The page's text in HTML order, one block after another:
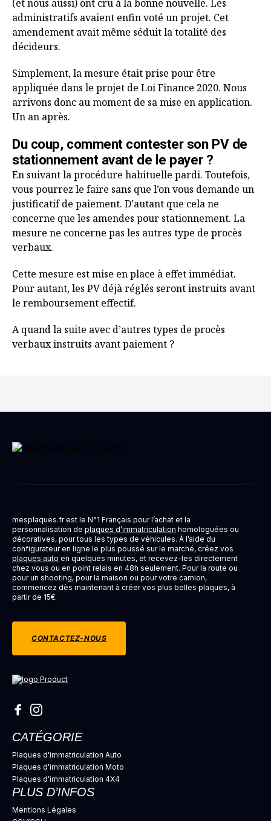
(et nous aussi) ont cru à la bonne nouvelle. Les
administratifs avaient enfin voté un projet. Cet
amendement avait même séduit la totalité des
décideurs.
Simplement, la mesure était prise pour être
appliquée dans le projet de Loi Finance 2020. Nous
arrivons donc au moment de sa mise en application.
Un an après.
Du coup, comment contester son PV de
stationnement avant de le payer ?
En suivant la procédure habituelle pardi. Toutefois,
vous pourrez le faire sans que l’on vous demande un
justificatif de paiement. D’autant que cela ne
concerne que les amendes pour stationnement. La
mesure ne concerne pas les autres type de procès
verbaux.
Cette mesure est mise en place à effet immédiat.
Pour autant, les PV déjà réglés seront instruits avant
le remboursement effectif.
A quand la suite avec d’autres types de procès
verbaux instruits avant paiement ?
mesplaques.fr est le N°1 Français pour l’achat et la
personnalisation de plaques d’immatriculation homologuées ou
décoratives, pour tous les types de véhicules. À l’aide du
configurateur en ligne le plus poussé sur le marché, créez vos
plaques auto en quelques minutes, et recevez-les directement
chez vous ou en point relais en 48h seulement. Pour la route ou
pour un shooting, pour la maison ou pour votre camion,
commencez dès maintenant à créer vos plus belles plaques, à
partir de 15€.
CONTACTEZ-NOUS
CATÉGORIE
Plaques d'immatriculation Auto
Plaques d'immatriculation Moto
Plaques d'immatriculation 4X4
PLUS D’INFOS
Mentions Légales